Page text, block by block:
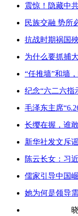
震惊！隐藏中
民族交融 势所
抗战时期祸国
为什么要抓捕
“任推墙”和墙
纪念“六二六指
毛泽东主席
长缨在握，谁
新华社发文斥
陈云长女：习
儒家引导中国
她为何是领导
晓